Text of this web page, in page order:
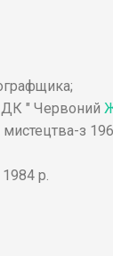
ДК " Червоний
з
р.